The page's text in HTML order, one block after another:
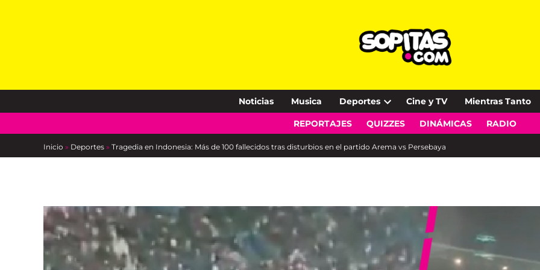
Noticias Musica Deportes
Open
dropdown
Cine y TV Mientras Tanto
REPORTAJES QUIZZES DINÁMICAS RADIO
Inicio » Deportes » Tragedia en Indonesia: Más de 100 fallecidos tras disturbios en el partido Arema vs Persebaya